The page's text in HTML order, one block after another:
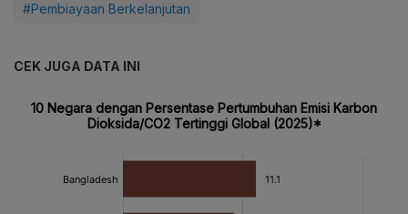
#Pembiayaan Berkelanjutan
CEK JUGA DATA INI